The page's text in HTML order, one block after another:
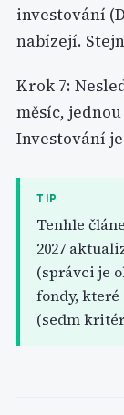
investování
nabízejí.
Krok 7:
měsíc,
Investování
TIP
Tenhle
2027
(správci je
fondy,
(sedm